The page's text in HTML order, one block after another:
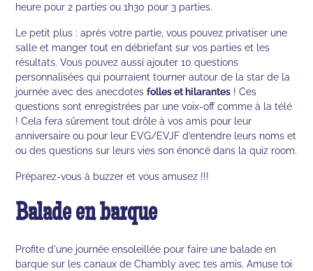
heure pour 2 parties ou 1h30 pour 3 parties.
Le petit plus : après votre partie, vous pouvez privatiser une
salle et manger tout en débriefant sur vos parties et les
résultats. Vous pouvez aussi ajouter 10 questions
personnalisées qui pourraient tourner autour de la star de la
journée avec des anecdotesfolles et hilarantes ! Ces
questions sont enregistrées par une voix-off comme à la télé
! Cela fera sûrement tout drôle à vos amis pour leur
anniversaire ou pour leur EVG/EVJF d’entendre leurs noms et
ou des questions sur leurs vies son énoncé dans la quiz room.
Préparez-vous à buzzer et vous amusez !!!
Balade en barque
Profite d'une journée ensoleillée pour faire une balade en
barque sur les canaux de Chambly avec tes amis. Amuse toi